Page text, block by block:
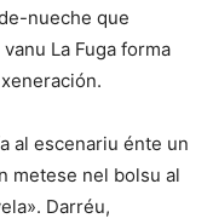
nueche que
La Fuga forma
al escenariu énte un
metese nel bolsu al
Darréu,